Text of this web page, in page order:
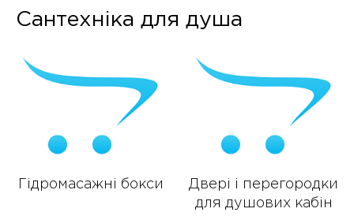
Сантехніка для душа
Гідромасажні бокси
Двері і перегородки
для душових кабін